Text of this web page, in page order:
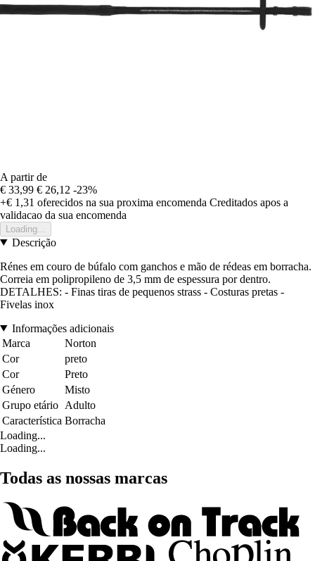
A partir de
€ 33,99 € 26,12 -23%
+€ 1,31 oferecidos na sua proxima encomenda Creditados apos a
validacao da sua encomenda
Loading...
Descrição
Rénes em couro de búfalo com ganchos e mão de rédeas em borracha.
Correia em polipropileno de 3,5 mm de espessura por dentro.
DETALHES: - Finas tiras de pequenos strass - Costuras pretas -
Fivelas inox
Informações adicionais
Marca
Norton
Cor
preto
Cor
Preto
Género
Misto
Grupo etário Adulto
Característica Borracha
Loading...
Loading...
Todas as nossas marcas